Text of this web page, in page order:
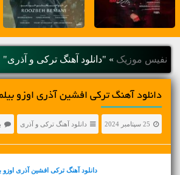
نفیس موزیک » "دانلود آهنگ ترکی و آذری"
دانلود آهنگ ترکی افشین آذری اوزو
25 سپتامبر 2024 دانلود آهنگ ترکی و آذری
دانلود آهنگ ترکی افشین آذری اوزو